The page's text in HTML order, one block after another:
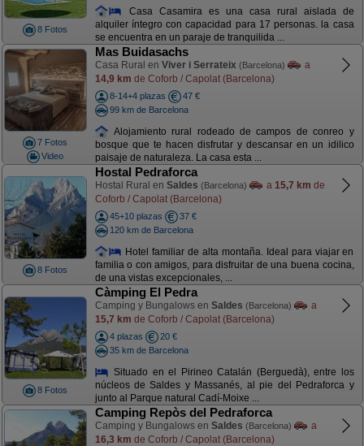
8 Fotos
Casa Casamira es una casa rural aislada de
alquiler íntegro con capacidad para 17 personas. la casa
se encuentra en un paraje de tranquilida ...
7 Fotos
Video
Mas Buidasachs
Casa Rural en Viver i Serrateix (Barcelona)
a
14,9 km de Coforb / Capolat (Barcelona)
8-14+4 plazas
47 €
99 km de Barcelona
Alojamiento rural rodeado de campos de conreo y
bosque que te hacen disfrutar y descansar en un idilico
paisaje de naturaleza. La casa esta ...
8 Fotos
Hostal Pedraforca
Hostal Rural en Saldes (Barcelona) a 15,7 km de
Coforb / Capolat (Barcelona)
45+10 plazas
37 €
120 km de Barcelona
Hotel familiar de alta montaña. Ideal para viajar en
familia o con amigos, para disfruitar de una buena cocina,
de una vistas excepcionales, ...
8 Fotos
Càmping El Pedra
Camping y Bungalows en Saldes (Barcelona)
a
15,7 km de Coforb / Capolat (Barcelona)
4 plazas
20 €
35 km de Barcelona
Situado en el Pirineo Catalán (Berguedà), entre los
núcleos de Saldes y Massanés, al pie del Pedraforca y
junto al Parque natural Cadí-Moixe ...
Camping Repòs del Pedraforca
Camping y Bungalows en Saldes (Barcelona)
a
16,3 km de Coforb / Capolat (Barcelona)